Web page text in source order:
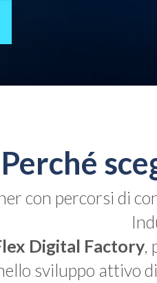
Perché
con percorsi di
Digital Factory,
sviluppo attivo